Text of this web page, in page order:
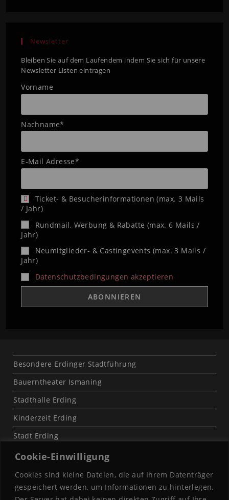
Cookie-Einwilligung
Cookies sind kleine Dateien, die auf Ihrem Datenträger
gespeichert werden, um Informationen zu hinterlegen.
Newsletter
Bleiben Sie auf dem Laufendem indem Sie sich für unsere
Newsletter Listen eintragen
Vorname
Nachname*
E-Mail Adresse*
Ticket- & Besucherinformationen (max. 3 Mails
/ Jahr)
Rundmail, Werbung & Rabatte (max. 6 Mails /
Jahr)
Neumitglieder- & Castingevents (max. 3 Mails /
Jahr)
Datenschutzbedingungen akzeptieren
Besondere Erdinger Stadtführung
Bauerntheater Ismaning
Stadthalle Erding
Kinderzeit Erding
Stadt Erding